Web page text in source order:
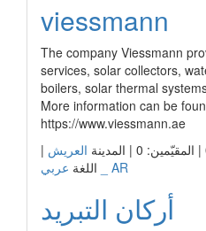
viessmann
The company Viessmann
services, solar collectors,
boilers, solar thermal
More information can be
https://www.viessmann.ae
العريش |
اللغة عربي _ AR
أركان التبريد